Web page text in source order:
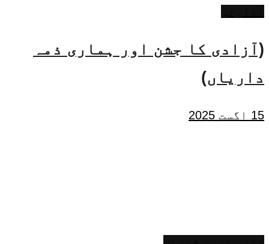
(آزادی کا جشن اور ہماری ذمہ
داریاں)
15 اگست 2025